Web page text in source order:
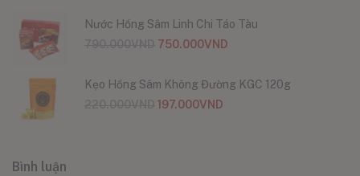
Nước Hồng Sâm Linh Chi Táo Tàu
750.000VND
Kẹo Hồng Sâm Không Đường KGC 120g
197.000VND
Bình luận